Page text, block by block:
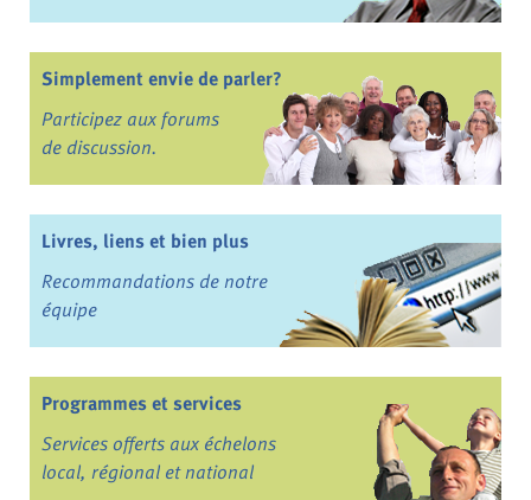
Simplement envie de parler?
Participez aux forums
de discussion.
Livres, liens et bien plus
Recommandations de notre
équipe
Programmes et services
Services offerts aux échelons
local, régional et national